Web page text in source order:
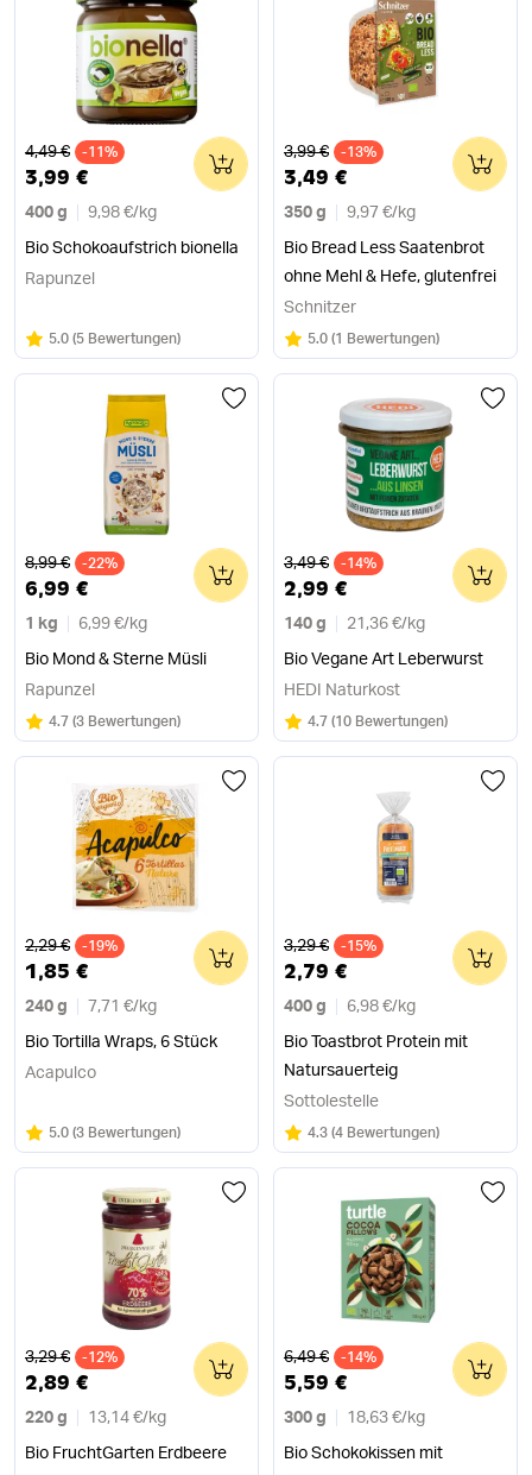
Alter Preis
4,49 € -11%
3,99 €
400 g 9,98 €/ kg
Bio Schokoaufstrich bionella
0
Rapunzel
Bewertung:
5.0/5
(5 Bewertungen)
Alter Preis
3,99 € -13%
3,49 €
350 g 9,97 €/ kg
Bio Bread Less Saatenbrot
ohne Mehl & Hefe, glutenfrei
0
Schnitzer
Bewertung:
5.0/5
(1 Bewertungen)
Alter Preis
8,99 € -22%
6,99 €
1 kg 6,99 €/ kg
Bio Mond & Sterne Müsli
0
Rapunzel
Bewertung:
4.7/5
(3 Bewertungen)
Alter Preis
3,49 € -14%
2,99 €
140 g 21,36 €/ kg
Bio Vegane Art Leberwurst
0
HEDI Naturkost
Bewertung:
4.7/5
(10 Bewertungen)
Alter Preis
2,29 € -19%
1,85 €
240 g 7,71 €/ kg
Bio Tortilla Wraps, 6 Stück
0
Acapulco
Bewertung:
5.0/5
(3 Bewertungen)
Alter Preis
3,29 € -15%
2,79 €
400 g 6,98 €/ kg
Bio Toastbrot Protein mit
Natursauerteig
0
Sottolestelle
Bewertung:
4.3/5
(4 Bewertungen)
Alter Preis
3,29 € -12%
2,89 €
220 g 13,14 €/ kg
Bio FruchtGarten Erdbeere
0 Alter Preis
6,49 € -14%
5,59 €
300 g 18,63 €/ kg
Bio Schokokissen mit
0